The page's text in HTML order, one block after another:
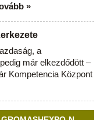
»
a
már elkezdődött –
Kompetencia Központ